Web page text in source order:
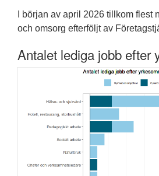
I början av april 2026 tillkom flest
och omsorg efterföljt av
Antalet lediga jobb efter